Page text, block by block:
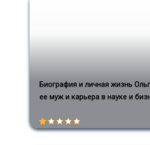
Биография и личная жизнь
ее муж и карьера в науке и